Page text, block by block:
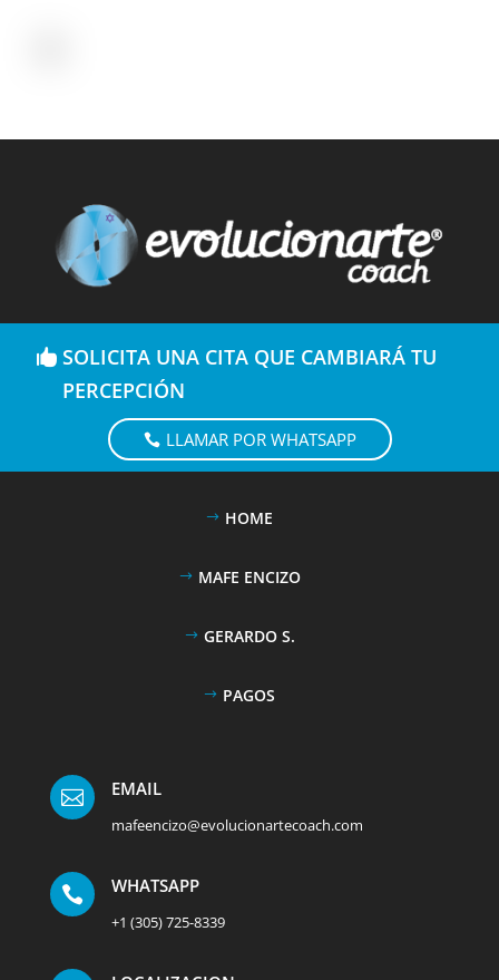
SOLICITA UNA CITA QUE CAMBIARÁ TU
PERCEPCIÓN
LLAMAR POR WHATSAPP
HOME
MAFE ENCIZO
GERARDO S.
PAGOS
 EMAIL
mafeencizo@evolucionartecoach.com
 WHATSAPP
+1 (305) 725-8339